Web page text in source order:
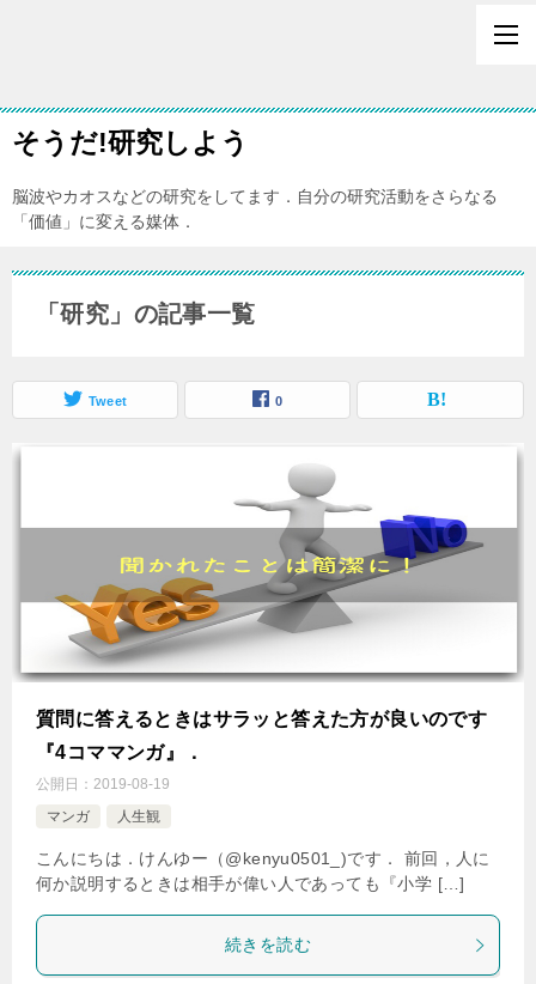
そうだ!研究しよう
脳波やカオスなどの研究をしてます．自分の研究活動をさらなる
「価値」に変える媒体．
「研究」の記事一覧
Tweet 0
質問に答えるときはサラッと答えた方が良いのです
『4コママンガ』．
公開日： 2019-08-19
マンガ
人生観
こんにちは．けんゆー（@kenyu0501_)です． 前回，人に
何か説明するときは相手が偉い人であっても『小学 […]
続きを読む